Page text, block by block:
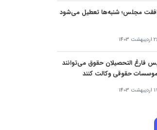
مجلس؛ شنبه‌ها تعطیل می‌شود
1403
فارغ التحصیلان حقوق می‌توانند
حقوقی وکالت کنند
1403